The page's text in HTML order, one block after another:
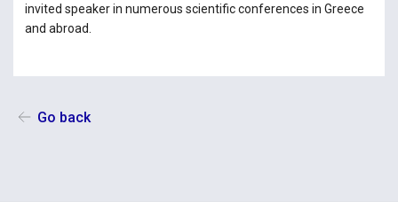
invited speaker in numerous scientific conferences in Greece
and abroad.
Go back